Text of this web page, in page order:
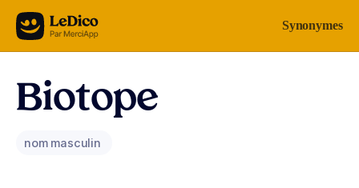
Aller au contenu Synonymes
Biotope
nom masculin